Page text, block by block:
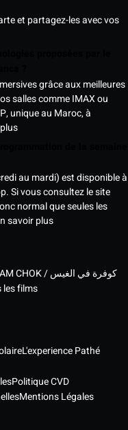
et partagez-les avec vos
grâce aux meilleures
salles comme IMAX ou
unique au Maroc, à
au mardi) est disponible à
Si vous consultez le site
normal que seules les
savoir plus
DREAM CHOK / كوفرة في الغيس
les films
L'experience Pathé
Politique CVD
Mentions Légales